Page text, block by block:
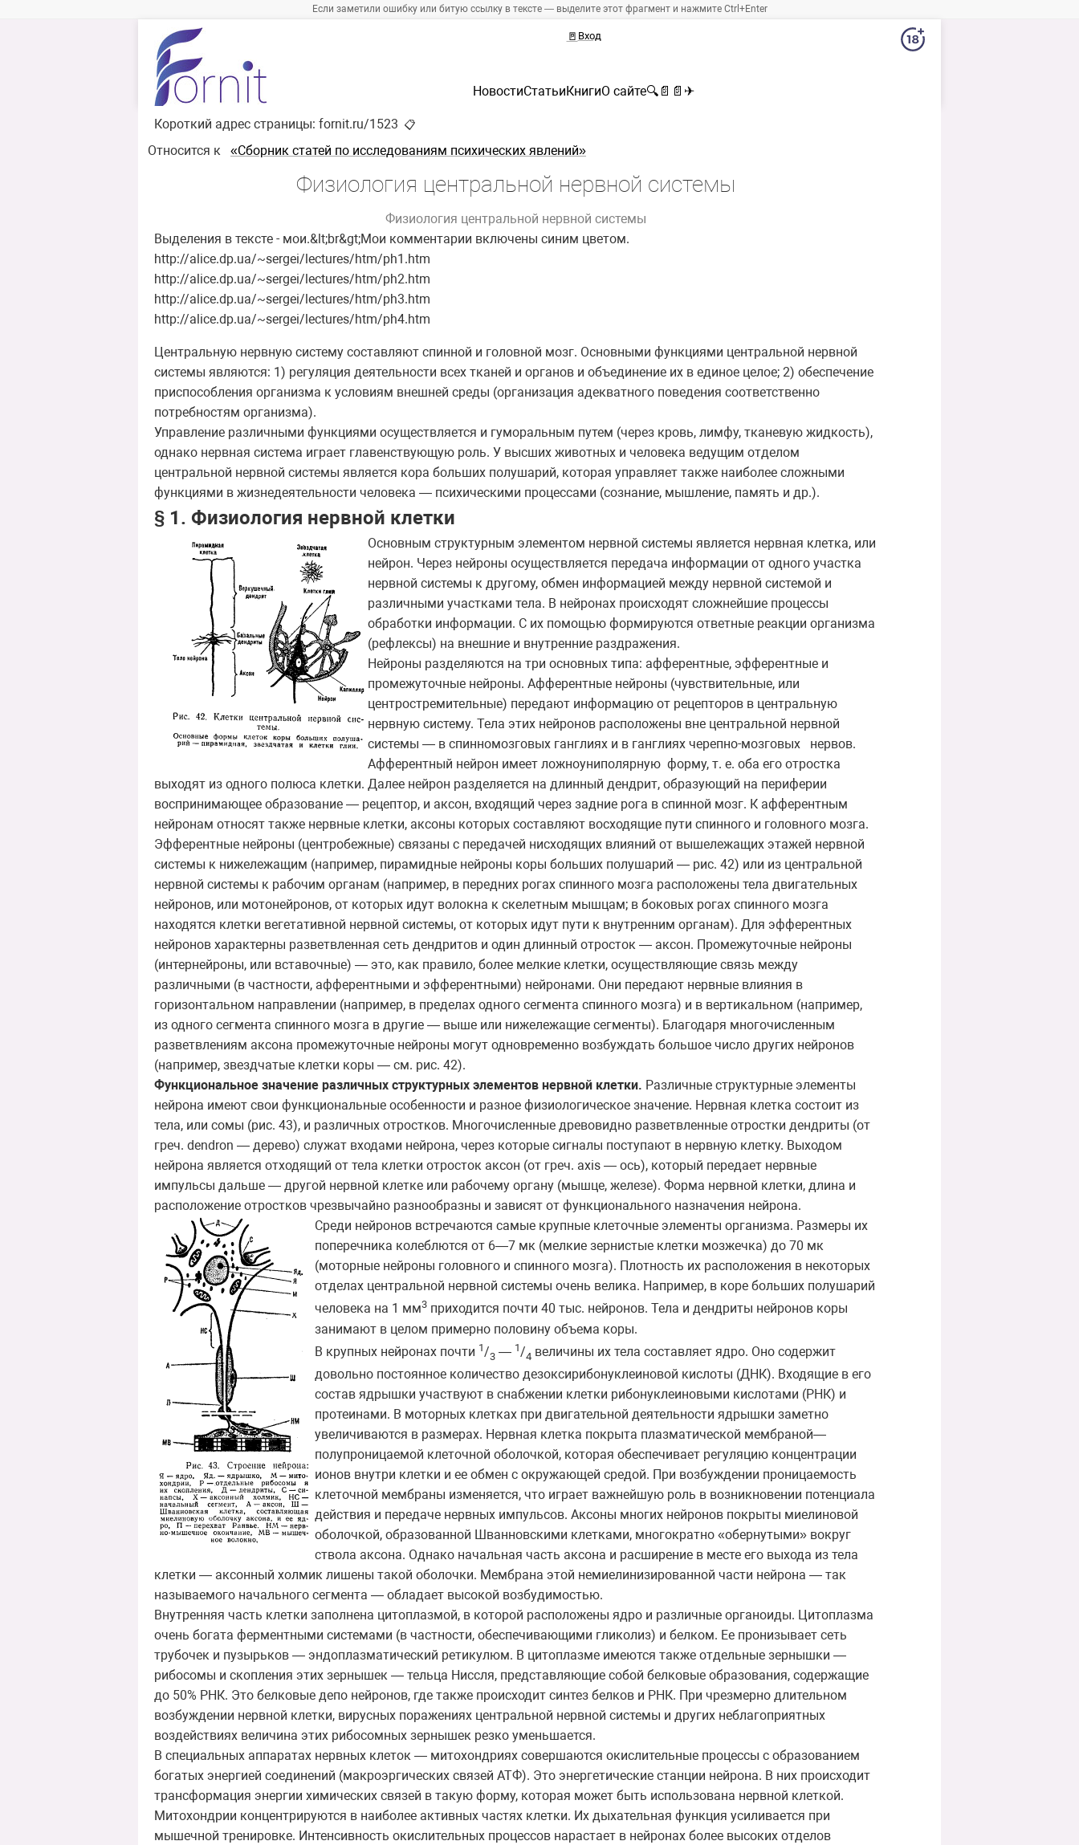
Если заметили ошибку или битую ссылку в тексте — выделите этот фрагмент и нажмите Ctrl+Enter
🚪 Вход
НовостиСтатьиКнигиО сайте🔍 📄 📄 ✈
Короткий адрес страницы: fornit.ru/1523 📋
Относится к «Cборник статей по исследованиям психических явлений»
Физиология центральной нервной системы
Физиология центральной нервной системы
Выделения в тексте - мои.&lt;br&gt;Мои комментарии включены синим цветом.
http://alice.dp.ua/~sergei/lectures/htm/ph1.htm
http://alice.dp.ua/~sergei/lectures/htm/ph2.htm
http://alice.dp.ua/~sergei/lectures/htm/ph3.htm
http://alice.dp.ua/~sergei/lectures/htm/ph4.htm
Центральную нервную систему составляют спинной и головной мозг. Основными функциями центральной нервной
системы являются: 1) регуляция деятельности всех тканей и органов и объединение их в единое целое; 2) обеспечение
приспособления организма к условиям внешней среды (организация адекватного поведения соответственно
потребностям организма).
Управление различными функциями осуществляется и гуморальным путем (через кровь, лимфу, тканевую жидкость),
однако нервная система играет главенствующую роль. У высших животных и человека ведущим отделом
центральной нервной системы является кора больших полушарий, которая управляет также наиболее сложными
функциями в жизнедеятельности человека — психическими процессами (сознание, мышление, память и др.).
§ 1. Физиология нервной клетки
Основным структурным элементом нервной системы является нервная клетка, или
нейрон. Через нейроны осуществляется передача информации от одного участка
нервной системы к другому, обмен информацией между нервной системой и
различными участками тела. В нейронах происходят сложнейшие процессы
обработки информации. С их помощью формируются ответные реакции организма
(рефлексы) на внешние и внутренние раздражения.
Нейроны разделяются на три основных типа: афферентные, эфферентные и
промежуточные нейроны. Афферентные нейроны (чувствительные, или
центростремительные) передают информацию от рецепторов в центральную
нервную систему. Тела этих нейронов расположены вне центральной нервной
системы — в спинномозговых ганглиях и в ганглиях черепно-мозговых нервов.
Афферентный нейрон имеет ложноуниполярную форму, т. е. оба его отростка
выходят из одного полюса клетки. Далее нейрон разделяется на длинный дендрит, образующий на периферии
воспринимающее образование — рецептор, и аксон, входящий через задние рога в спинной мозг. К афферентным
нейронам относят также нервные клетки, аксоны которых составляют восходящие пути спинного и головного мозга.
Эфферентные нейроны (центробежные) связаны с передачей нисходящих влияний от вышележащих этажей нервной
системы к нижележащим (например, пирамидные нейроны коры больших полушарий — рис. 42) или из центральной
нервной системы к рабочим органам (например, в передних рогах спинного мозга расположены тела двигательных
нейронов, или мотонейронов, от которых идут волокна к скелетным мышцам; в боковых рогах спинного мозга
находятся клетки вегетативной нервной системы, от которых идут пути к внутренним органам). Для эфферентных
нейронов характерны разветвленная сеть дендритов и один длинный отросток — аксон. Промежуточные нейроны
(интернейроны, или вставочные) — это, как правило, более мелкие клетки, осуществляющие связь между
различными (в частности, афферентными и эфферентными) нейронами. Они передают нервные влияния в
горизонтальном направлении (например, в пределах одного сегмента спинного мозга) и в вертикальном (например,
из одного сегмента спинного мозга в другие — выше или нижележащие сегменты). Благодаря многочисленным
разветвлениям аксона промежуточные нейроны могут одновременно возбуждать большое число других нейронов
(например, звездчатые клетки коры — см. рис. 42).
Функциональное значение различных структурных элементов нервной клетки. Различные структурные элементы
нейрона имеют свои функциональные особенности и разное физиологическое значение. Нервная клетка состоит из
тела, или сомы (рис. 43), и различных отростков. Многочисленные древовидно разветвленные отростки дендриты (от
греч. dendron — дерево) служат входами нейрона, через которые сигналы поступают в нервную клетку. Выходом
нейрона является отходящий от тела клетки отросток аксон (от греч. axis — ось), который передает нервные
импульсы дальше — другой нервной клетке или рабочему органу (мышце, железе). Форма нервной клетки, длина и
расположение отростков чрезвычайно разнообразны и зависят от функционального назначения нейрона.
Среди нейронов встречаются самые крупные клеточные элементы организма. Размеры их
поперечника колеблются от 6—7 мк (мелкие зернистые клетки мозжечка) до 70 мк
(моторные нейроны головного и спинного мозга). Плотность их расположения в некоторых
отделах центральной нервной системы очень велика. Например, в коре больших полушарий
человека на 1 мм3 приходится почти 40 тыс. нейронов. Тела и дендриты нейронов коры
занимают в целом примерно половину объема коры.
В крупных нейронах почти 1/3 — 1/4 величины их тела составляет ядро. Оно содержит
довольно постоянное количество дезоксирибонуклеиновой кислоты (ДНК). Входящие в его
состав ядрышки участвуют в снабжении клетки рибонуклеиновыми кислотами (РНК) и
протеинами. В моторных клетках при двигательной деятельности ядрышки заметно
увеличиваются в размерах. Нервная клетка покрыта плазматической мембраной—
полупроницаемой клеточной оболочкой, которая обеспечивает регуляцию концентрации
ионов внутри клетки и ее обмен с окружающей средой. При возбуждении проницаемость
клеточной мембраны изменяется, что играет важнейшую роль в возникновении потенциала
действия и передаче нервных импульсов. Аксоны многих нейронов покрыты миелиновой
оболочкой, образованной Шванновскими клетками, многократно «обернутыми» вокруг
ствола аксона. Однако начальная часть аксона и расширение в месте его выхода из тела
клетки — аксонный холмик лишены такой оболочки. Мембрана этой немиелинизированной части нейрона — так
называемого начального сегмента — обладает высокой возбудимостью.
Внутренняя часть клетки заполнена цитоплазмой, в которой расположены ядро и различные органоиды. Цитоплазма
очень богата ферментными системами (в частности, обеспечивающими гликолиз) и белком. Ее пронизывает сеть
трубочек и пузырьков — эндоплазматический ретикулюм. В цитоплазме имеются также отдельные зернышки —
рибосомы и скопления этих зернышек — тельца Ниссля, представляющие собой белковые образования, содержащие
до 50% РНК. Это белковые депо нейронов, где также происходит синтез белков и РНК. При чрезмерно длительном
возбуждении нервной клетки, вирусных поражениях центральной нервной системы и других неблагоприятных
воздействиях величина этих рибосомных зернышек резко уменьшается.
В специальных аппаратах нервных клеток — митохондриях совершаются окислительные процессы с образованием
богатых энергией соединений (макроэргических связей АТФ). Это энергетические станции нейрона. В них происходит
трансформация энергии химических связей в такую форму, которая может быть использована нервной клеткой.
Митохондрии концентрируются в наиболее активных частях клетки. Их дыхательная функция усиливается при
мышечной тренировке. Интенсивность окислительных процессов нарастает в нейронах более высоких отделов